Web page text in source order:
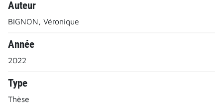
Auteur
BIGNON, Véronique
Année
2022
Type
Thèse